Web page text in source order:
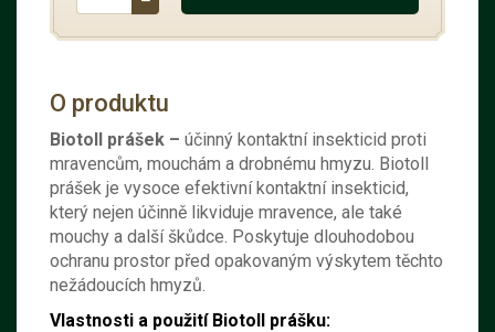
O produktu
Biotoll prášek – účinný kontaktní insekticid proti
mravencům, mouchám a drobnému hmyzu. Biotoll
prášek je vysoce efektivní kontaktní insekticid,
který nejen účinně likviduje mravence, ale také
mouchy a další škůdce. Poskytuje dlouhodobou
ochranu prostor před opakovaným výskytem těchto
nežádoucích hmyzů.
Vlastnosti a použití Biotoll prášku: